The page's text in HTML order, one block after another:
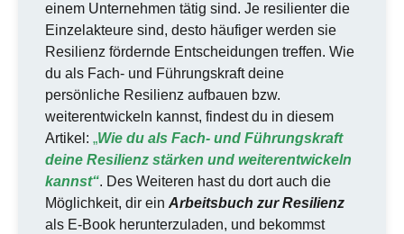
einem Unternehmen tätig sind. Je resilienter die
Einzelakteure sind, desto häufiger werden sie
Resilienz fördernde Entscheidungen treffen. Wie
du als Fach- und Führungskraft deine
persönliche Resilienz aufbauen bzw.
weiterentwickeln kannst, findest du in diesem
Artikel: „Wie du als Fach- und Führungskraft
deine Resilienz stärken und weiterentwickeln
kannst“. Des Weiteren hast du dort auch die
Möglichkeit, dir ein Arbeitsbuch zur Resilienz
als E-Book herunterzuladen, und bekommst